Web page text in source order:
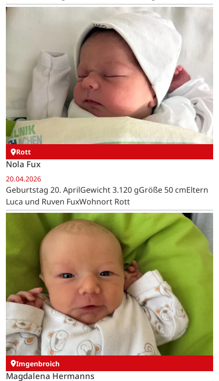
Rott
Nola Fux
20.04.2026
Geburtstag 20. AprilGewicht 3.120 gGröße 50 cmEltern
Luca und Ruven FuxWohnort Rott
Imgenbroich
Magdalena Hermanns